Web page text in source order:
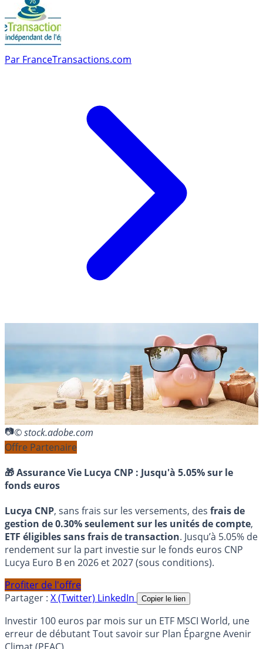
Par FranceTransactions.com
© stock.adobe.com
Offre Partenaire
🎁 Assurance Vie Lucya CNP : Jusqu'à 5.05% sur le
fonds euros
Lucya CNP, sans frais sur les versements, des frais de
gestion de 0.30% seulement sur les unités de compte,
ETF éligibles sans frais de transaction. Jusqu’à 5.05% de
rendement sur la part investie sur le fonds euros CNP
Lucya Euro B en 2026 et 2027 (sous conditions).
Profiter de l'offre
Partager : X (Twitter) LinkedIn Copier le lien
Investir 100 euros par mois sur un ETF MSCI World, une
erreur de débutant Tout savoir sur Plan Épargne Avenir